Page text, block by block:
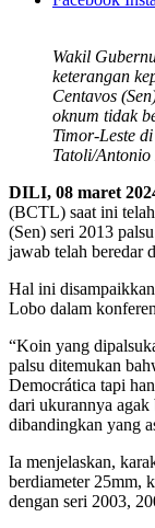
Wakil
keterangan
Centavos
oknum tidak
Timor-Leste
Tatoli/
DILI, 08 maret
(BCTL) saat ini
(Sen) seri 2013
jawab telah beredar
Hal ini
Lobo dalam
“Koin yang
palsu ditemukan
Democrática tapi
dari ukurannya agak
dibandingkan yang
Ia menjelaskan,
berdiameter 25mm,
dengan seri 2003,